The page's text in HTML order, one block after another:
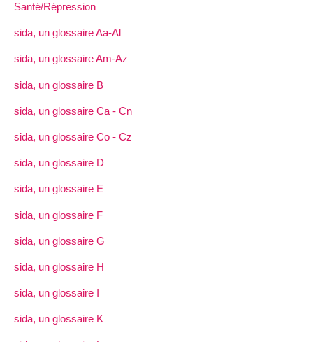
Santé/Répression
sida, un glossaire Aa-Al
sida, un glossaire Am-Az
sida, un glossaire B
sida, un glossaire Ca - Cn
sida, un glossaire Co - Cz
sida, un glossaire D
sida, un glossaire E
sida, un glossaire F
sida, un glossaire G
sida, un glossaire H
sida, un glossaire I
sida, un glossaire K